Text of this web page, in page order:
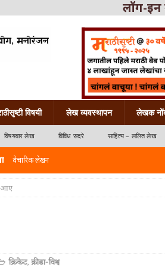
लॉग-इन
विषयी लेख व्यवस्थापन लेखक
विषयवार लेख विविध सदरे साहित्य – ललित लेख
वैचारिक लेखन
वात्रटिका
कविता-गझल-चारोळी-वात्रटिका
आए
क्रिकेट,क्रीडा-विश्व